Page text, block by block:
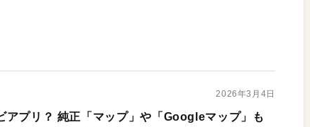
2026年3月4日
プリ？ 純正「マップ」や「Googleマップ」も